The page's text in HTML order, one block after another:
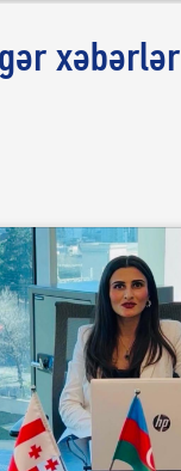
xəbərlər